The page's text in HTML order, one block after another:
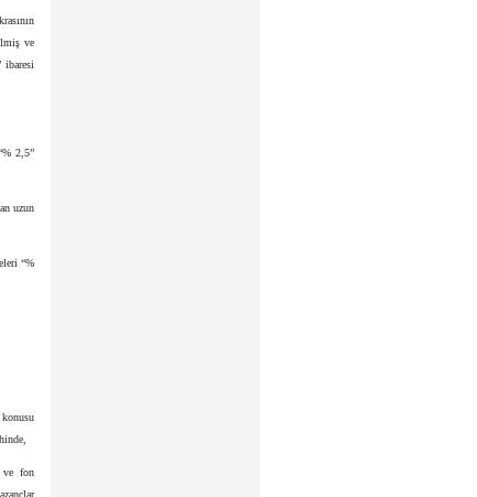
ve
ibaresi
2,5”
uzun
“%
ve fon